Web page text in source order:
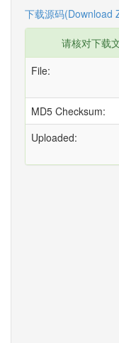
下载源码(Download
请核对下载
File:
MD5 Checksum:
Uploaded: